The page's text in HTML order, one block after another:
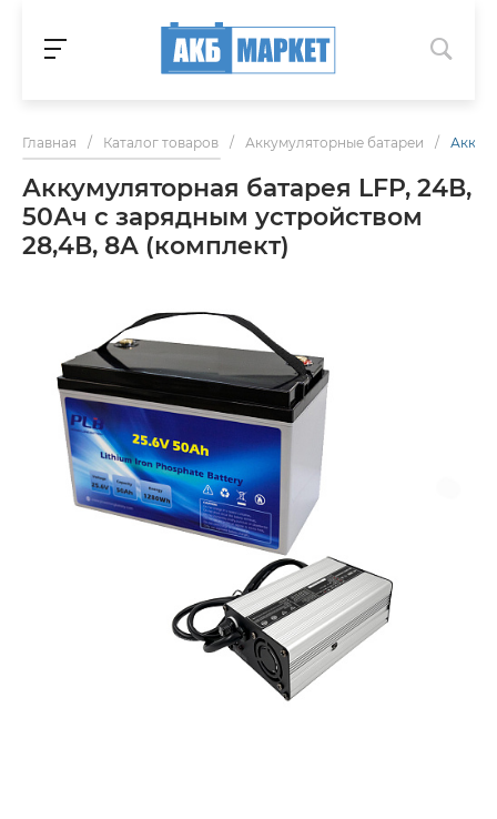
Главная / Каталог товаров / Аккумуляторные батареи /
Аккумуляторная батарея LFP, 24В,
50Ач с зарядным устройством
28,4В, 8А (комплект)